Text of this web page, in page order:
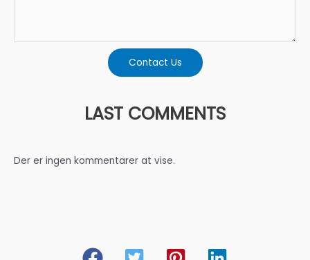
Contact Us
LAST COMMENTS
Der er ingen kommentarer at vise.